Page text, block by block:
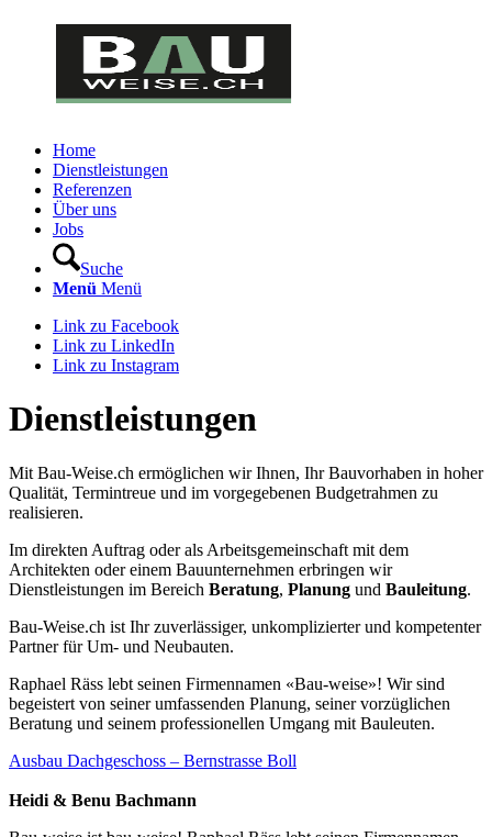
Home
Dienstleistungen
Referenzen
Über uns
Jobs
Suche
Menü Menü
Link zu Facebook
Link zu LinkedIn
Link zu Instagram
Dienstleistungen
Mit Bau-Weise.ch ermöglichen wir Ihnen, Ihr Bauvorhaben in hoher
Qualität, Termintreue und im vorgegebenen Budgetrahmen zu
realisieren.
Im direkten Auftrag oder als Arbeitsgemeinschaft mit dem
Architekten oder einem Bauunternehmen erbringen wir
Dienstleistungen im Bereich Beratung, Planung und Bauleitung.
Bau-Weise.ch ist Ihr zuverlässiger, unkomplizierter und kompetenter
Partner für Um- und Neubauten.
Raphael Räss lebt seinen Firmennamen «Bau-weise»! Wir sind
begeistert von seiner umfassenden Planung, seiner vorzüglichen
Beratung und seinem professionellen Umgang mit Bauleuten.
Ausbau Dachgeschoss – Bernstrasse Boll
Heidi & Benu Bachmann